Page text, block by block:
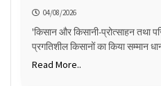
04/08/2026
'किसान और किसानी-प्रोत्साहन तथा
प्रगतिशील किसानों का किया सम्मान
Read More..